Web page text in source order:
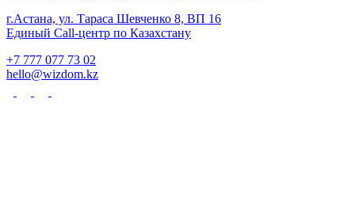
г.Астана, ул. Тараса Шевченко 8, ВП 16
Единый Call-центр по Казахстану
+7 777 077 73 02
hello@wizdom.kz